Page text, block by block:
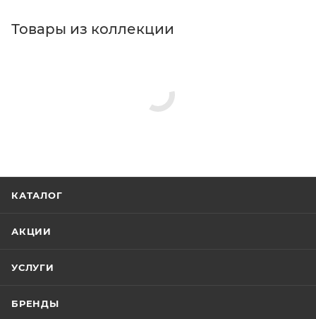
Товары из коллекции
КАТАЛОГ
АКЦИИ
УСЛУГИ
БРЕНДЫ